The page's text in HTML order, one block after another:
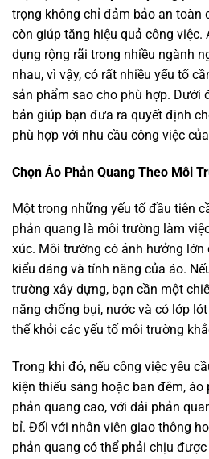
trọng không chỉ đảm bảo an toàn
còn giúp tăng hiệu quả công
dụng rộng rãi trong nhiều ngành
nhau, vì vậy, có rất nhiều yếu tố
sản phẩm sao cho phù hợp. Dưới
bản giúp bạn đưa ra quyết định
phù hợp với nhu cầu công việc
Chọn Áo Phản Quang Theo Môi
Một trong những yếu tố đầu tiên
phản quang là môi trường làm
xúc. Môi trường có ảnh hưởng lớn
kiểu dáng và tính năng của áo.
trường xây dựng, bạn cần một
năng chống bụi, nước và có lớp
thể khỏi các yếu tố môi trường
Trong khi đó, nếu công việc yêu
kiện thiếu sáng hoặc ban đêm,
phản quang cao, với dải phản
bỉ. Đối với nhân viên giao thông
phản quang có thể phải chịu